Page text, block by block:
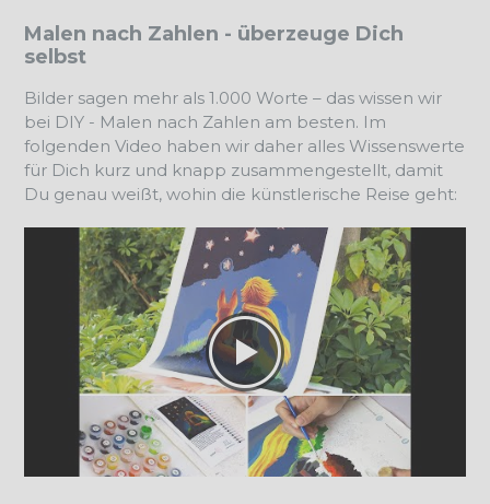
Malen nach Zahlen - überzeuge Dich
selbst
Bilder sagen mehr als 1.000 Worte – das wissen wir
bei DIY - Malen nach Zahlen am besten. Im
folgenden Video haben wir daher alles Wissenswerte
für Dich kurz und knapp zusammengestellt, damit
Du genau weißt, wohin die künstlerische Reise geht: